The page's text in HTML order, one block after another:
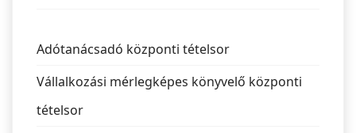
Adótanácsadó központi tételsor
Vállalkozási mérlegképes könyvelő központi
tételsor